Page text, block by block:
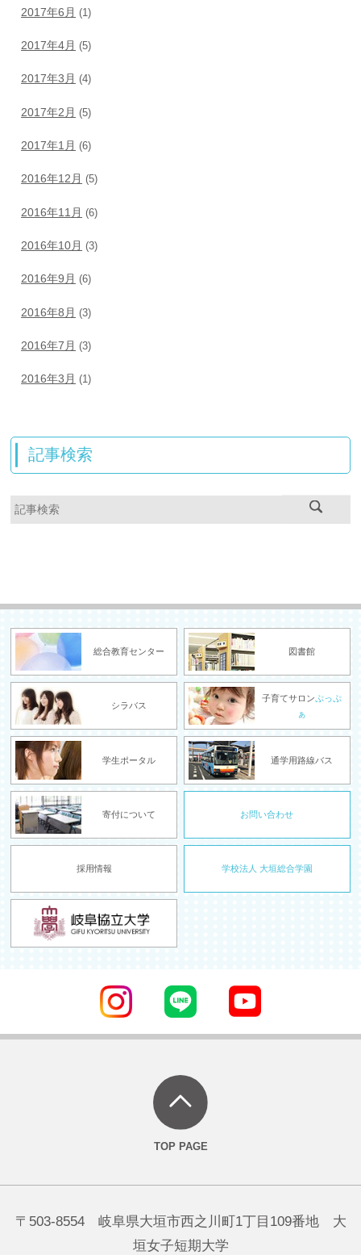
2017年6月 (1)
2017年4月 (5)
2017年3月 (4)
2017年2月 (5)
2017年1月 (6)
2016年12月 (5)
2016年11月 (6)
2016年10月 (3)
2016年9月 (6)
2016年8月 (3)
2016年7月 (3)
2016年3月 (1)
記事検索
総合教育センター 図書館
シラバス
子育てサロンぷっぷ
ぁ
学生ポータル 通学用路線バス
寄付について お問い合わせ
採用情報 学校法人 大垣総合学園
〒503-8554 岐阜県大垣市西之川町1丁目109番地 大
垣女子短期大学